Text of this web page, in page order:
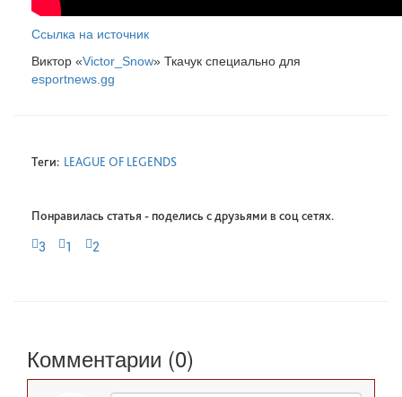
Ссылка на источник
Виктор «Victor_Snow» Ткачук специально для
esportnews.gg
Теги: LEAGUE OF LEGENDS
Понравилась статья - поделись с друзьями в соц сетях.
3 1 2
Комментарии (0)